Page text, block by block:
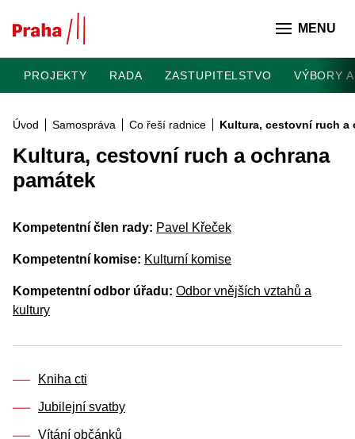
MENU
PROJEKTY RADA ZASTUPITELSTVO VÝBORY
Úvod Samospráva Co řeší radnice Kultura, cestovní ruch a
Kultura, cestovní ruch a ochrana
památek
Kompetentní člen rady: Pavel Křeček
Kompetentní komise: Kulturní komise
Kompetentní odbor úřadu: Odbor vnějších vztahů a
kultury
Kniha cti
Jubilejní svatby
Vítání občánků